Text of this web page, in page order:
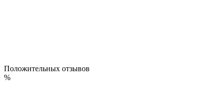
Положительных отзывов
%